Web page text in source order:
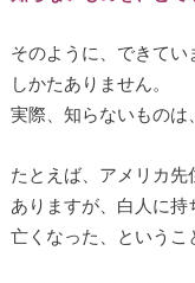
そのように、できてい
しかたありません。
実際、知らないものは
たとえば、アメリカ
ありますが、白人に
亡くなった、というこ